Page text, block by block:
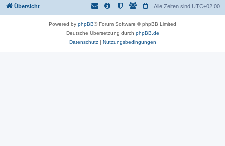
Übersicht Alle Zeiten sind UTC+02:00
Powered by phpBB® Forum Software © phpBB Limited
Deutsche Übersetzung durch phpBB.de
Datenschutz| Nutzungsbedingungen